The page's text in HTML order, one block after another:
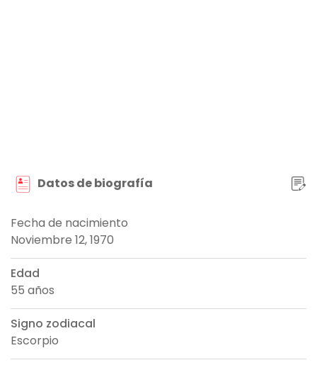
Datos de biografía
Fecha de nacimiento
Noviembre 12, 1970
Edad
55 años
Signo zodiacal
Escorpio